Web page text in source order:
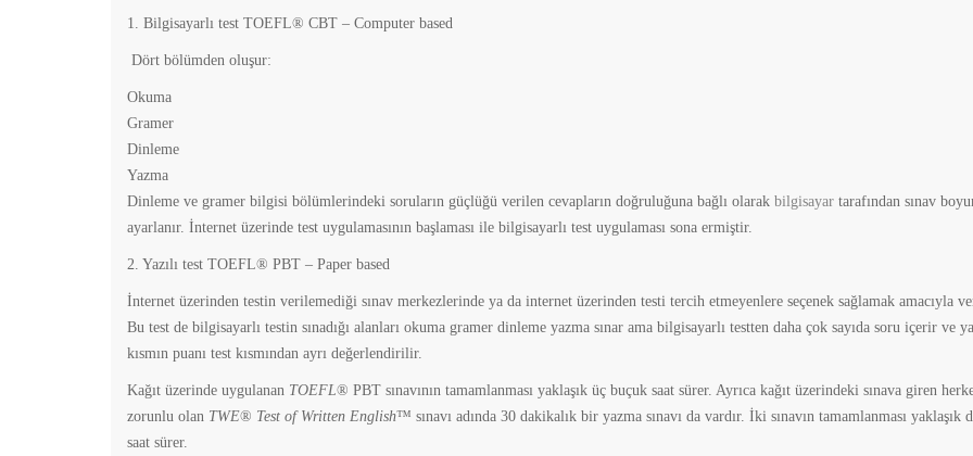
1. Bilgisayarlı test TOEFL® CBT – Computer based
Dört bölümden oluşur:
Okuma
Gramer
Dinleme
Yazma
Dinleme ve gramer bilgisi bölümlerindeki soruların güçlüğü verilen cevapların doğruluğuna bağlı olarak bilgisayar tarafından sınav
ayarlanır. İnternet üzerinde test uygulamasının başlaması ile bilgisayarlı test uygulaması sona ermiştir.
2. Yazılı test TOEFL® PBT – Paper based
İnternet üzerinden testin verilemediği sınav merkezlerinde ya da internet üzerinden testi tercih etmeyenlere seçenek sağlamak amacıyla
Bu test de bilgisayarlı testin sınadığı alanları okuma gramer dinleme yazma sınar ama bilgisayarlı testten daha çok sayıda soru içerir ve
kısmın puanı test kısmından ayrı değerlendirilir.
Kağıt üzerinde uygulanan TOEFL® PBT sınavının tamamlanması yaklaşık üç buçuk saat sürer. Ayrıca kağıt üzerindeki sınava giren
zorunlu olan TWE® Test of Written English™ sınavı adında 30 dakikalık bir yazma sınavı da vardır. İki sınavın tamamlanması yaklaşık
saat sürer.